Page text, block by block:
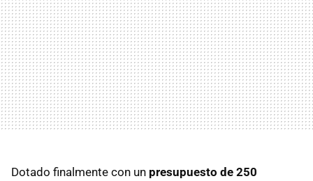
Dotado finalmente con un presupuesto de 250